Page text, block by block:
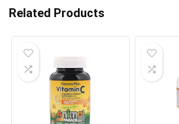
Related Products